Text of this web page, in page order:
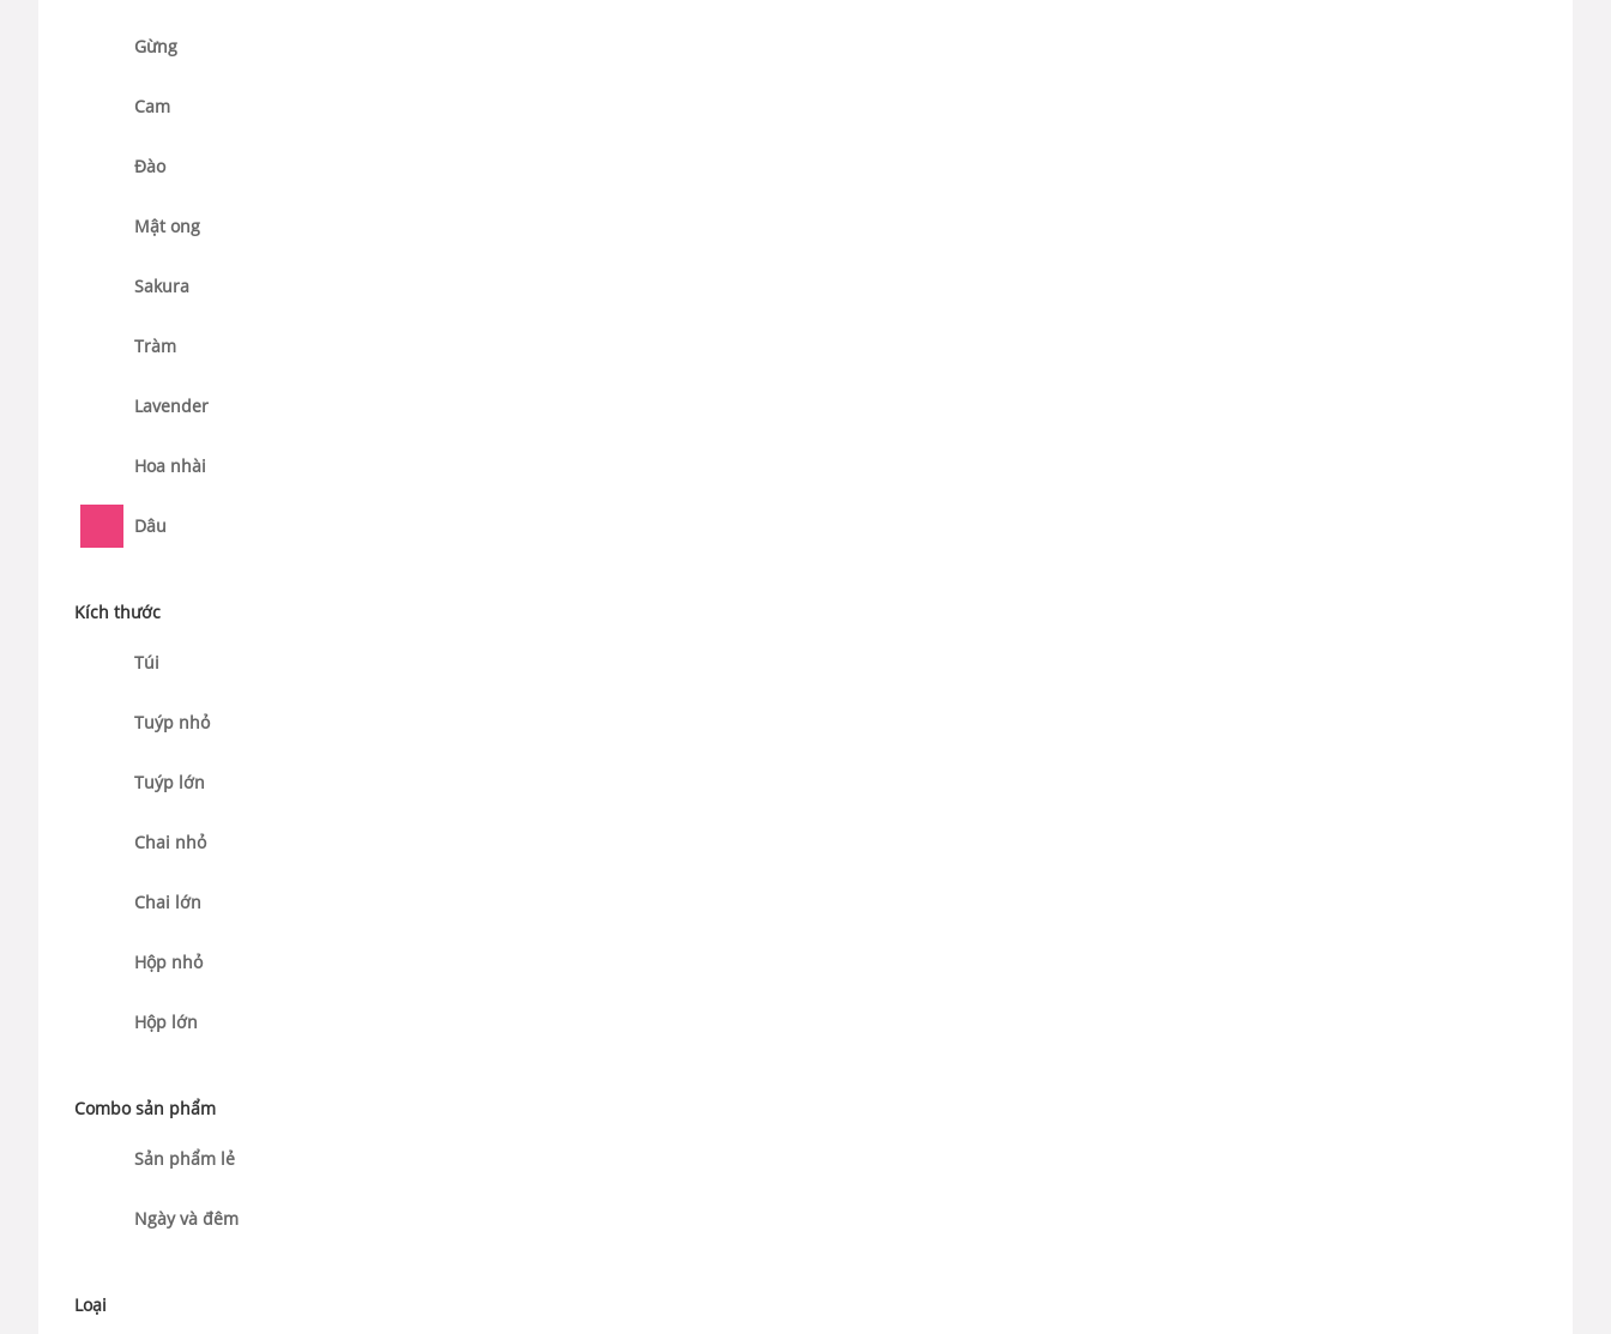
Gừng
Cam
Đào
Mật ong
Sakura
Tràm
Lavender
Hoa nhài
Dâu
Kích thước
Túi
Tuýp nhỏ
Tuýp lớn
Chai nhỏ
Chai lớn
Hộp nhỏ
Hộp lớn
Combo sản phẩm
Sản phẩm lẻ
Ngày và đêm
Loại